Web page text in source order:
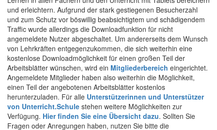
und erleichtern. Aufgrund der stark gestiegenen Besucherzahl
und zum Schutz vor böswillig beabsichtigtem und schädigendem
Traffic wurde allerdings die Downloadfunktion für nicht
angemeldete Nutzer abgeschaltet. Um andererseits dem Wunsch
von Lehrkräften entgegenzukommen, die sich weiterhin eine
kostenlose Downloadmöglichkeit für einen großen Teil der
Arbeitsblätter wünschen, wird ein Mitgliederbereich eingerichtet.
Angemeldete Mitglieder haben also weiterhin die Möglichkeit,
einen Teil der angebotenen Arbeitsblätter kostenlos
herunterzuladen. Für alle Unterstützerinnen und Unterstützer
von Unterricht.Schule stehen weitere Möglichkeiten zur
Verfügung. Hier finden Sie eine Übersicht dazu. Sollten Sie
Fragen oder Anregungen haben, nutzen Sie bitte die